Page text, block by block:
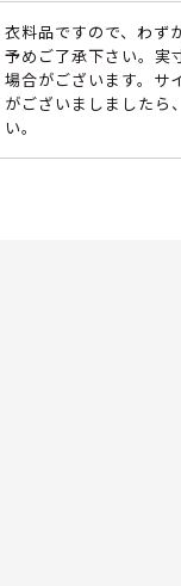
衣料品ですので、わず
予めご了承下さい。実
場合がございます。サ
がございましましたら
い。